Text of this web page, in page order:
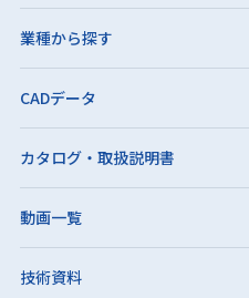
業種から探す
CADデータ
カタログ・取扱説明書
動画一覧
技術資料